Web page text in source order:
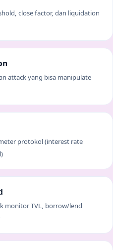
close factor, dan liquidation
attack yang bisa manipulate
protokol (interest rate
monitor TVL, borrow/lend